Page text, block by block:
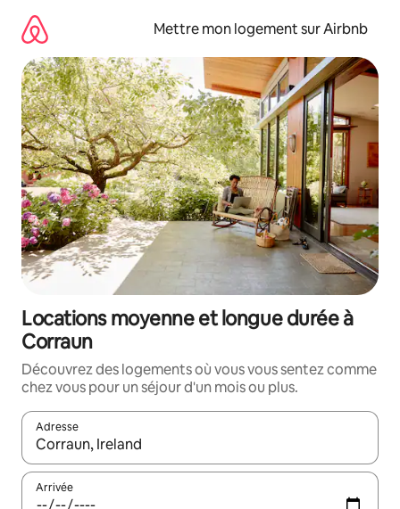
directement
contenu
Mettre mon logement sur Airbnb
Locations moyenne et longue durée à
Corraun
Découvrez des logements où vous vous sentez comme
chez vous pour un séjour d'un mois ou plus.
Adresse
Lorsque les résultats s'affichent, utilisez les flèches vers le
Arrivée